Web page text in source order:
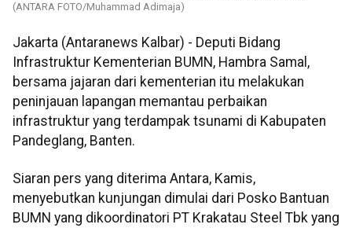
(ANTARA FOTO/Muhammad Adimaja)
Jakarta (Antaranews Kalbar) - Deputi Bidang
Infrastruktur Kementerian BUMN, Hambra Samal,
bersama jajaran dari kementerian itu melakukan
peninjauan lapangan memantau perbaikan
infrastruktur yang terdampak tsunami di Kabupaten
Pandeglang, Banten.
Siaran pers yang diterima Antara, Kamis,
menyebutkan kunjungan dimulai dari Posko Bantuan
BUMN yang dikoordinatori PT Krakatau Steel Tbk yang